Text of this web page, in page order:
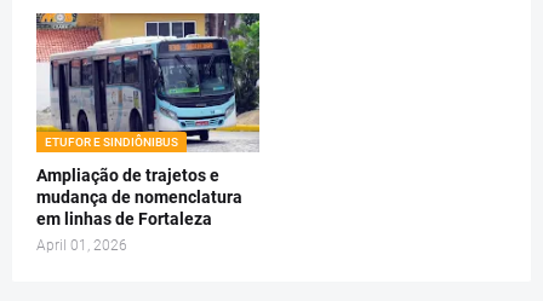
ETUFOR E SINDIÔNIBUS
Ampliação de trajetos e
mudança de nomenclatura
em linhas de Fortaleza
April 01, 2026